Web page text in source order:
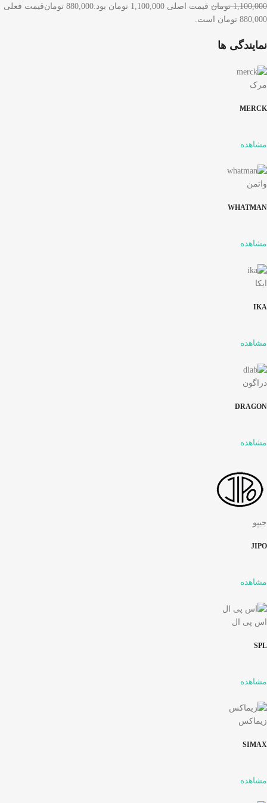
1,100,000 تومان قیمت اصلی 1,100,000 تومان بود. 880,000 تومان
قیمت فعلی
880,000 تومان است.
نمایندگی ها
مرک
MERCK
مشاهده
واتمن
WHATMAN
مشاهده
ایکا
IKA
مشاهده
دراگون
DRAGON
مشاهده
جیپو
JIPO
مشاهده
اس پی ال
SPL
مشاهده
زیماکس
SIMAX
مشاهده